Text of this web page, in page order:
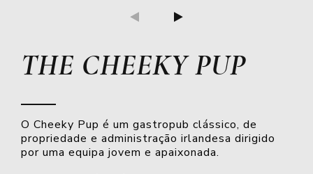
THE CHEEKY PUP
O Cheeky Pup é um gastropub clássico, de
propriedade e administração irlandesa dirigido
por uma equipa jovem e apaixonada.